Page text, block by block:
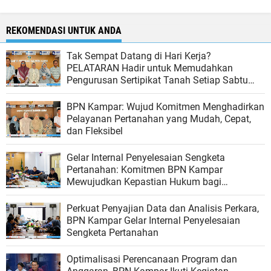
REKOMENDASI UNTUK ANDA
Tak Sempat Datang di Hari Kerja?
PELATARAN Hadir untuk Memudahkan
Pengurusan Sertipikat Tanah Setiap Sabtu
dan Minggu
BPN Kampar: Wujud Komitmen Menghadirkan
Pelayanan Pertanahan yang Mudah, Cepat,
dan Fleksibel
Gelar Internal Penyelesaian Sengketa
Pertanahan: Komitmen BPN Kampar
Mewujudkan Kepastian Hukum bagi
Masyarakat
Perkuat Penyajian Data dan Analisis Perkara,
BPN Kampar Gelar Internal Penyelesaian
Sengketa Pertanahan
Optimalisasi Perencanaan Program dan